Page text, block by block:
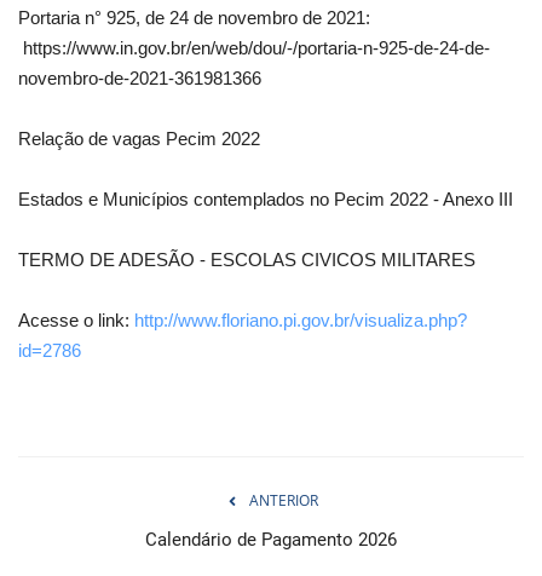
Portaria n° 925, de 24 de novembro de 2021:
https://www.in.gov.br/en/web/dou/-/portaria-n-925-de-24-de-
novembro-de-2021-361981366
Relação de vagas Pecim 2022
Estados e Municípios contemplados no Pecim 2022 - Anexo III
TERMO DE ADESÃO - ESCOLAS CIVICOS MILITARES
Acesse o link: http://www.floriano.pi.gov.br/visualiza.php?
id=2786
ANTERIOR
Calendário de Pagamento 2026